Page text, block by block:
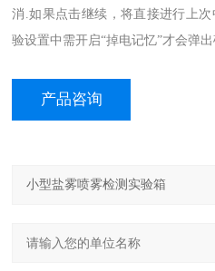
消.如果点击继续，将直接进行上
验设置中需开启“掉电记忆”才会弹出
产品咨询